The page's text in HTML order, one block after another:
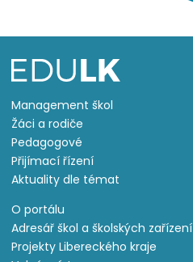
Management škol
Žáci a rodiče
Pedagogové
Přijímací řízení
Aktuality dle témat
O portálu
Adresář škol a školských zařízení
Projekty Libereckého kraje